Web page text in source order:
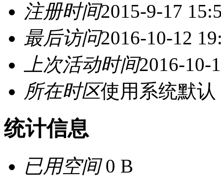
注册时间2015-9-17
最后访问2016-10-12
上次活动时间2016-10-
所在时区使用系统默认
统计信息
已用空间0 B